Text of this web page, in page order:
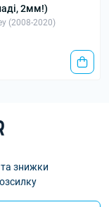
2мм!)
(2008-2020)
та знижки